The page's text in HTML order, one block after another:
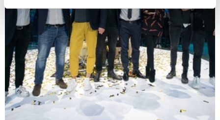
bestimmten Merkmalen (Fingerprinting) identifizieren
Erfahren Sie mehr darüber, wie Ihre persönlichen Daten
verarbeitet werden, und legen Sie Ihre Präferenzen im
Abschnitt Einzelheiten
fest.
Wir verwenden Cookies, um Inhalte und Anzeigen zu
personalisieren, Funktionen für soziale Medien anbieten
zu können und die Zugriffe auf unsere Website zu
analysieren. Außerdem geben wir Informationen zu Ihrer